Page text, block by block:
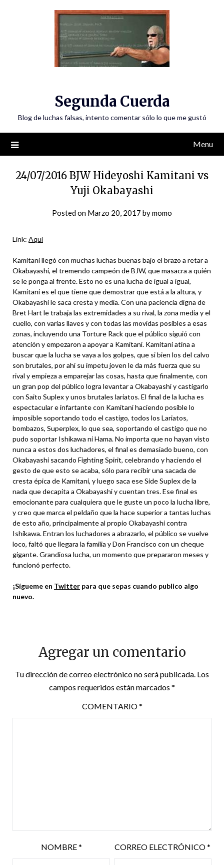
Segunda Cuerda
Blog de luchas falsas, intento comentar sólo lo que me gustó
Menu
24/07/2016 BJW Hideyoshi Kamitani vs
Yuji Okabayashi
Posted on Marzo 20, 2017 bymomo
Link: Aquí
Kamitani llegó con muchas luchas buenas bajo el brazo a retar a
Okabayashi, el tremendo campeón de BJW, que masacra a quién
se le ponga al frente. Esto no es una lucha de igual a igual,
Kamitani es el que tiene que demostrar que está a la altura, y
Okabayashi le saca cresta y media. Con una paciencia digna de
Bret Hart le trabaja las extremidades a su rival, la zona media y el
cuello, con varias llaves y con todas las movidas posibles a esas
zonas, incluyendo una Torture Rack que el público siguió con
atención y empezaron a apoyar a Kamitani. Kamitani atina a
buscar que la lucha se vaya a los golpes, que si bien los del calvo
son brutales, por ahí su ímpetu joven le da más fuerza que su
rival y empieza a emparejar las cosas, hasta que finalmente, con
un gran pop del público logra levantar a Okabayashi y castigarlo
con Saito Suplex y unos brutales lariatos. El final de la lucha es
espectacular e infartante con Kamitani haciendo posible lo
imposible soportando todo el castigo, todos los Lariatos,
bombazos, Superplex, lo que sea, soportando el castigo que no
pudo soportar Ishikawa ni Hama. No importa que no hayan visto
nunca a estos dos luchadores, el final es demasiado bueno, con
Okabayashi sacando Fighting Spirit, celebrando y haciendo el
gesto de que esto se acaba, sólo para recibir una sacada de
cresta épica de Kamitani, y luego saca ese Side Suplex de la
nada que decapita a Okabayashi y cuentan tres. Ese final es
emocionante para cualquiera que le guste un poco la lucha libre,
y creo que marca el peldaño que la hace superior a tantas luchas
de esto año, principalmente al propio Okabayashi contra
Ishikawa. Entran los luchadores a abrazarlo, el público se vuelve
loco, faltó que llegara la familia y Don Francisco con un cheque
gigante. Grandiosa lucha, un momento que prepararon meses y
funcionó perfecto.
¡Sígueme en Twitter para que sepas cuando publico algo
nuevo.
Agregar un comentario
Tu dirección de correo electrónico no será publicada. Los
campos requeridos están marcados *
COMENTARIO*
NOMBRE* CORREO ELECTRÓNICO*